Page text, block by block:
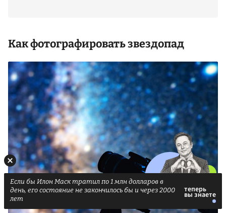
Как фотографировать звездопад
Если бы Илон Маск тратил по 1 млн долларов в
день, его состояние не закончилось бы и через 2000
лет